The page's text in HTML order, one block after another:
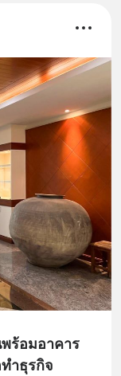
ร้อมอาคาร
ำธุรกิจ